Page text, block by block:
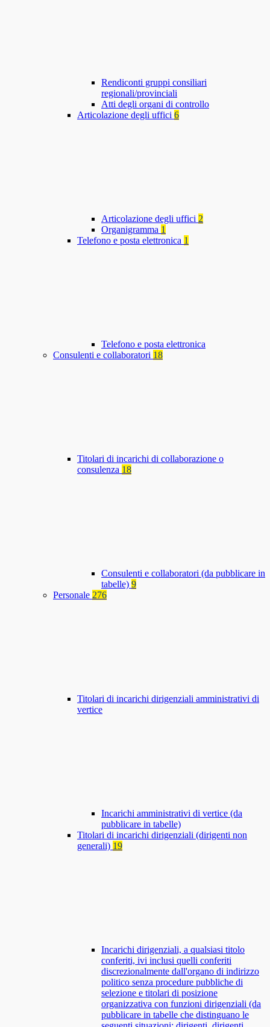
Rendiconti gruppi consiliari
regionali/provinciali
Atti degli organi di controllo
Articolazione degli uffici 6
Articolazione degli uffici 2
Organigramma 1
Telefono e posta elettronica 1
Telefono e posta elettronica
Consulenti e collaboratori 18
Titolari di incarichi di collaborazione o
consulenza 18
Consulenti e collaboratori (da pubblicare in
tabelle) 9
Personale 276
Titolari di incarichi dirigenziali amministrativi di
vertice
Incarichi amministrativi di vertice (da
pubblicare in tabelle)
Titolari di incarichi dirigenziali (dirigenti non
generali) 19
Incarichi dirigenziali, a qualsiasi titolo
conferiti, ivi inclusi quelli conferiti
discrezionalmente dall'organo di indirizzo
politico senza procedure pubbliche di
selezione e titolari di posizione
organizzativa con funzioni dirigenziali (da
pubblicare in tabelle che distinguano le